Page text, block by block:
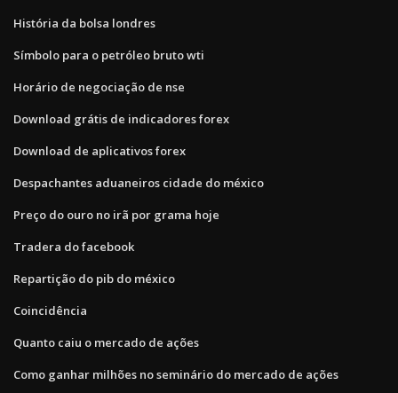
História da bolsa londres
Símbolo para o petróleo bruto wti
Horário de negociação de nse
Download grátis de indicadores forex
Download de aplicativos forex
Despachantes aduaneiros cidade do méxico
Preço do ouro no irã por grama hoje
Tradera do facebook
Repartição do pib do méxico
Coincidência
Quanto caiu o mercado de ações
Como ganhar milhões no seminário do mercado de ações